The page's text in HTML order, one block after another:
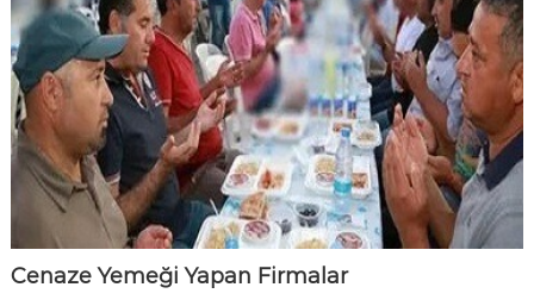
Cenaze Yemeği Yapan Firmalar